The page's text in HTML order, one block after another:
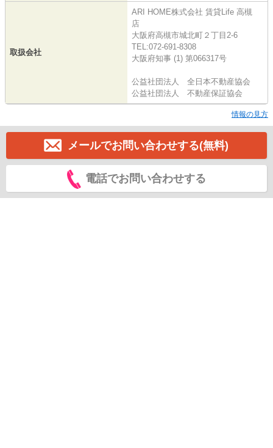
取扱会社
ARI HOME株式会社 賃貸Life 高槻
店
大阪府高槻市城北町２丁目2-6
TEL:072-691-8308
大阪府知事 (1) 第066317号
公益社団法人 全日本不動産協会
公益社団法人 不動産保証協会
情報の見方
メールでお問い合わせする(無料)
電話でお問い合わせする